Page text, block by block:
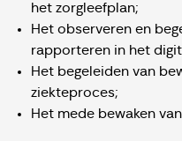
het zorgleefplan;
Het observeren en
rapporteren in het
Het begeleiden van
ziekteproces;
Het mede bewaken